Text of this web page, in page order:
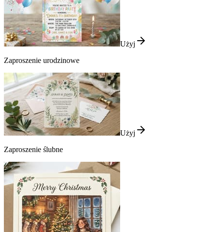
Użyj
Zaproszenie urodzinowe
Użyj
Zaproszenie ślubne